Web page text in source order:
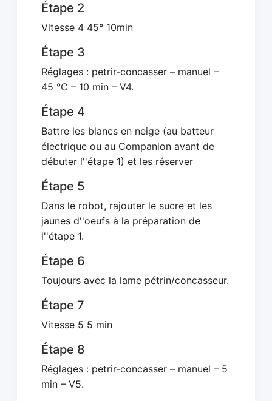
Étape 2
Vitesse 4 45° 10min
Étape 3
Réglages : petrir-concasser – manuel –
45 °C – 10 min – V4.
Étape 4
Battre les blancs en neige (au batteur
électrique ou au Companion avant de
débuter l''étape 1) et les réserver
Étape 5
Dans le robot, rajouter le sucre et les
jaunes d''oeufs à la préparation de
l''étape 1.
Étape 6
Toujours avec la lame pétrin/concasseur.
Étape 7
Vitesse 5 5 min
Étape 8
Réglages : petrir-concasser – manuel – 5
min – V5.